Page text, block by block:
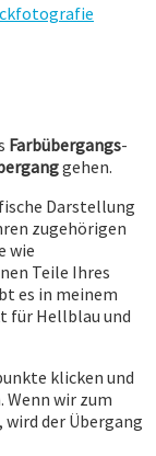
Farbübergangs-
gehen.
Darstellung
zugehörigen
wie
Teile Ihres
es in meinem
für Hellblau und
klicken und
Wenn wir zum
wird der Übergang